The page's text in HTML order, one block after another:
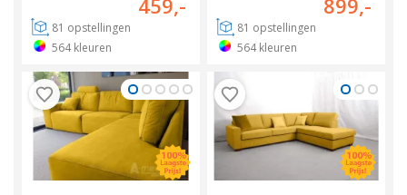
459,-
81 opstellingen
564 kleuren
899,-
81 opstellingen
564 kleuren